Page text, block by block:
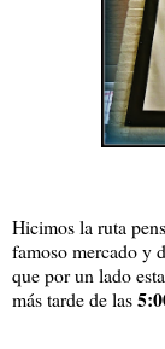
Hicimos la ruta
famoso mercado y
que por un lado
más tarde de las